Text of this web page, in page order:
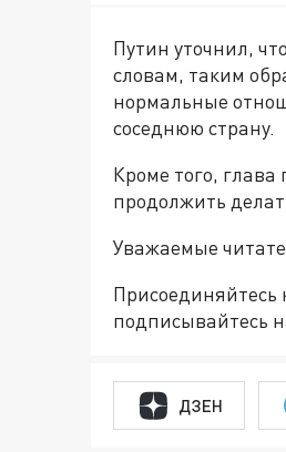
Путин уточнил,
словам, таким
нормальные
соседнюю страну.
Кроме того, глава
продолжить
Уважаемые
Присоединяйтесь
подписывайтесь
ДЗЕН